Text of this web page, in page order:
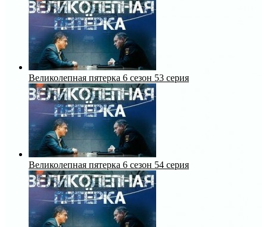
Великолепная пятерка 6 сезон 53 серия
Великолепная пятерка 6 сезон 54 серия